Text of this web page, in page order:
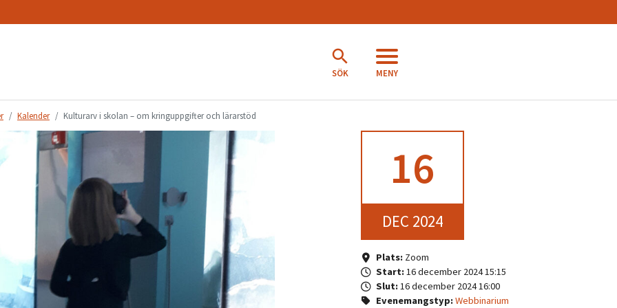
SÖK MENY
Kalender Kulturarv i skolan – om kringuppgifter och lärarstöd
16
DEC 2024
Plats:Zoom
Start:16 december 2024 15:15
Slut:16 december 2024 16:00
Evenemangstyp:Webbinarium